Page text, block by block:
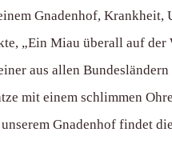
Gnadenhof,
„Ein Miau überall auf
aus allen
mit einem schlimmen
Gnadenhof findet